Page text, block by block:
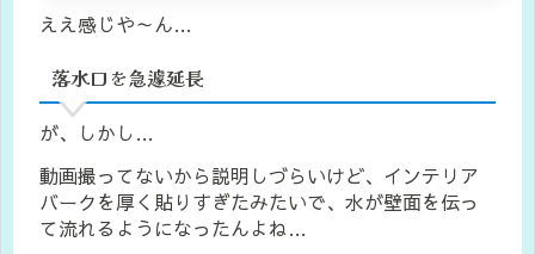
ええ感じや～ん…
落水口を急遽延長
が、しかし…
動画撮ってないから説明しづらいけど、インテリア
バークを厚く貼りすぎたみたいで、水が壁面を伝っ
て流れるようになったんよね…